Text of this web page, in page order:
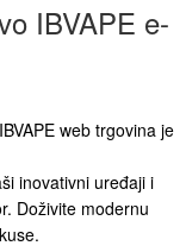
IBVAPE e-
IBVAPE web trgovina je
inovativni uređaji i
Doživite modernu